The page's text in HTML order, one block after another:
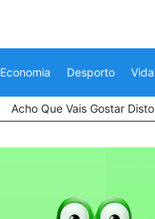
Economia Desporto Vida
Acho Que Vais Gostar Disto